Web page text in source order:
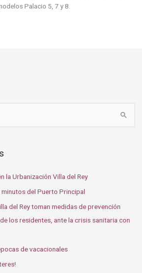
Palacio 5, 7 y 8.
la Urbanización Villa del Rey
minutos del Puerto Principal
del Rey toman medidas de prevención
los residentes, ante la crisis sanitaria con
de vacacionales